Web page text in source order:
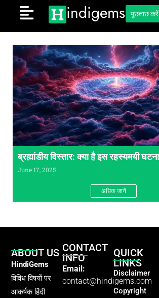
indigems पूछताछ करें
ब्रह्मांडीय विस्तार: क्या है इस रहस्यमयी
June 17, 2025
अधिक जानें
ABOUT US
HindiGems
विविध विषयों पर
आकर्षक हिंदी
CONTACT
INFO
Email:
contact@hindigems.com
QUICK
LINKS
Disclaimer
Copyright